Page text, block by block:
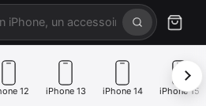
12 iPhone 13 iPhone 14 iPhone 15